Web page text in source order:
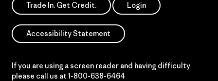
Trade In. Get Credit. Login
Accessibility Statement
If you are using a screen reader and having difficulty
please call us at 1-800-638-6464